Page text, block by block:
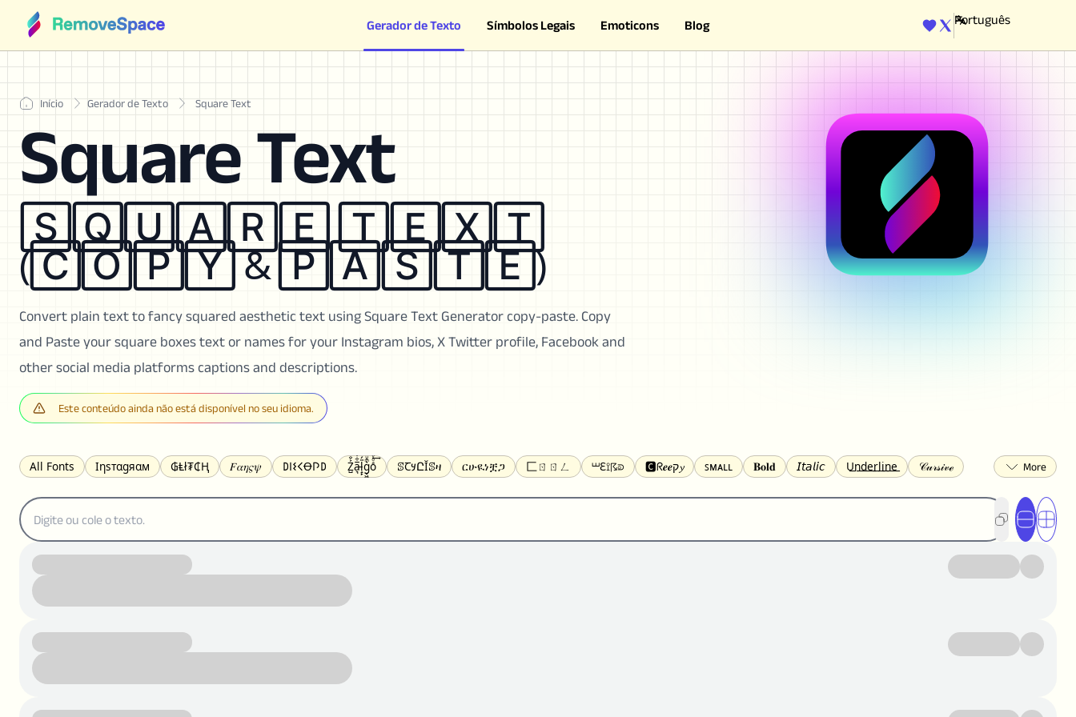
Gerador de Texto Símbolos Legais Emoticons Blog ENGINE
Início Gerador de Texto Square Text
Square Text
🅂🅀🅄🄰🅁🄴 🅃🄴🅇🅃
(🄲🄾🄿🅈 & 🄿🄰🅂🅃🄴)
Convert plain text to fancy squared aesthetic text using Square Text Generator copy-paste. Copy
and Paste your square boxes text or names for your Instagram bios, X Twitter profile, Facebook and
other social media platforms captions and descriptions.
Este conteúdo ainda não está disponível no seu idioma.
All Fonts Ιηѕтαgяαм ₲Ⱡł₮₵Ⱨ 𝐹𝛼𝜂𝜍𝜓 𐌃𐌉𐌔𐌂Ꝋ𐌐𐌃 Z̺͐̐a̵͉̅͋̇l̝̙̎́g̬͖̣͉͛ͫͧͅoͣͦͮ͢͠ ꕷꞆ𐒦ԸĬꕷዛ ርሁዪነቿጋ 匚ㄖㄖㄥ ⏙ℇ⟟☈⟄ 🅲ᖇ𝒆𝒆ק𝔂 ꜱᴍᴀʟʟ 𝐁𝐨𝐥𝐝 𝘐𝘵𝘢𝘭𝘪𝘤 U͟n͟d͟e͟r͟l͟i͟n͟e͟
𝒞𝓊𝓇𝓈𝒾𝓋ℯ